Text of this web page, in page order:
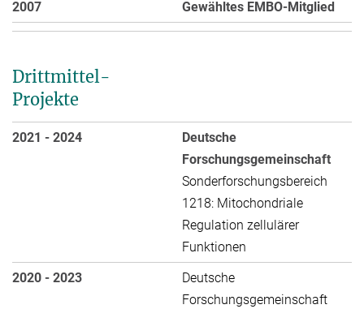
2007 Gewähltes EMBO-Mitglied
Drittmittel-
Projekte
2021 - 2024
Deutsche
Forschungsgemeinschaft
Sonderforschungsbereich
1218: Mitochondriale
Regulation zellulärer
Funktionen
2020 - 2023
Deutsche
Forschungsgemeinschaft